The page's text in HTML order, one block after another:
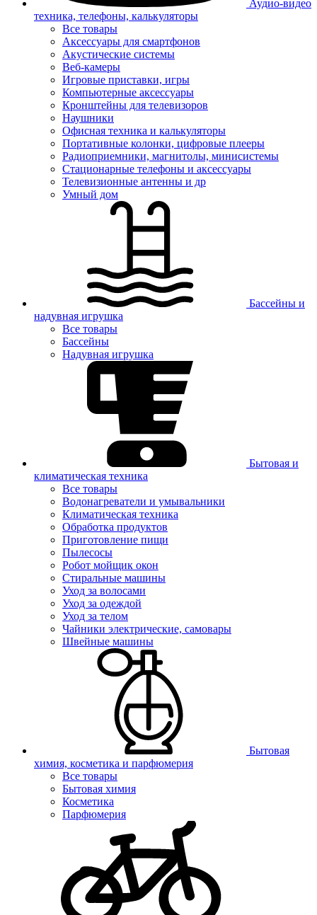
Аудио-видео
техника, телефоны, калькуляторы
Все товары
Аксессуары для смартфонов
Акустические системы
Веб-камеры
Игровые приставки, игры
Компьютерные аксессуары
Кронштейны для телевизоров
Наушники
Офисная техника и калькуляторы
Портативные колонки, цифровые плееры
Радиоприемники, магнитолы, минисистемы
Стационарные телефоны и аксессуары
Телевизионные антенны и др
Умный дом
Бассейны и
надувная игрушка
Все товары
Бассейны
Надувная игрушка
Бытовая и
климатическая техника
Все товары
Водонагреватели и умывальники
Климатическая техника
Обработка продуктов
Приготовление пищи
Пылесосы
Робот мойщик окон
Стиральные машины
Уход за волосами
Уход за одеждой
Уход за телом
Чайники электрические, самовары
Швейные машины
Бытовая
химия, косметика и парфюмерия
Все товары
Бытовая химия
Косметика
Парфюмерия